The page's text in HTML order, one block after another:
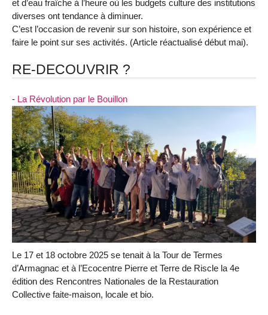
et d’eau fraîche à l’heure où les budgets culture des institutions
diverses ont tendance à diminuer.
C’est l’occasion de revenir sur son histoire, son expérience et
faire le point sur ses activités. (Article réactualisé début mai).
RE-DECOUVRIR ?
- La Révolution par le Bouillon
Le 17 et 18 octobre 2025 se tenait à la Tour de Termes
d’Armagnac et à l’Ecocentre Pierre et Terre de Riscle la 4e
édition des Rencontres Nationales de la Restauration
Collective faite-maison, locale et bio.